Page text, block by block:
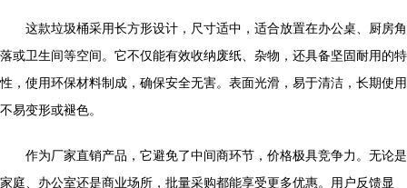
这款垃圾桶采用长方形设计，尺寸适中，适合放置在办公桌、厨房角
落或卫生间等空间。它不仅能有效收纳废纸、杂物，还具备坚固耐用的特
性，使用环保材料制成，确保安全无害。表面光滑，易于清洁，长期使用
不易变形或褪色。
作为厂家直销产品，它避免了中间商环节，价格极具竞争力。无论是
家庭、办公室还是商业场所，批量采购都能享受更多优惠。用户反馈显